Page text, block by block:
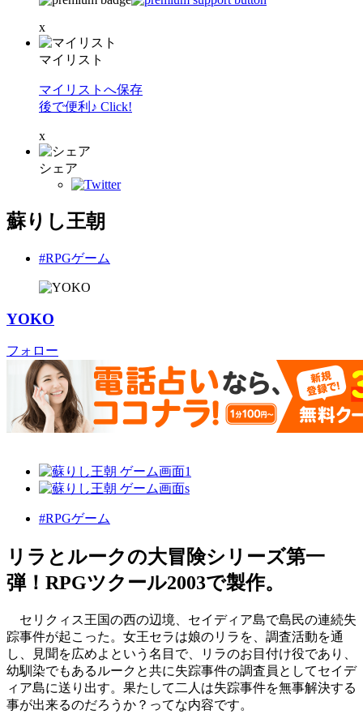
x
マイリスト
マイリストへ保存
後で便利♪ Click!
x
シェア
蘇りし王朝
#RPGゲーム
YOKO
フォロー
#RPGゲーム
リラとルークの大冒険シリーズ第一
弾！RPGツクール2003で製作。
セリクィス王国の西の辺境、セイディア島で島民の連続失
踪事件が起こった。女王セラは娘のリラを、調査活動を通
し、見聞を広めよという名目で、リラのお目付け役であり、
幼馴染でもあるルークと共に失踪事件の調査員としてセイデ
ィア島に送り出す。果たして二人は失踪事件を無事解決する
事が出来るのだろうか？ってな内容です。